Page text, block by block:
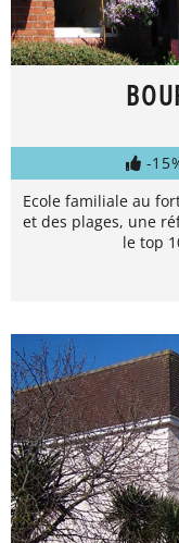
-
Ecole familiale au
et des plages, une
le top